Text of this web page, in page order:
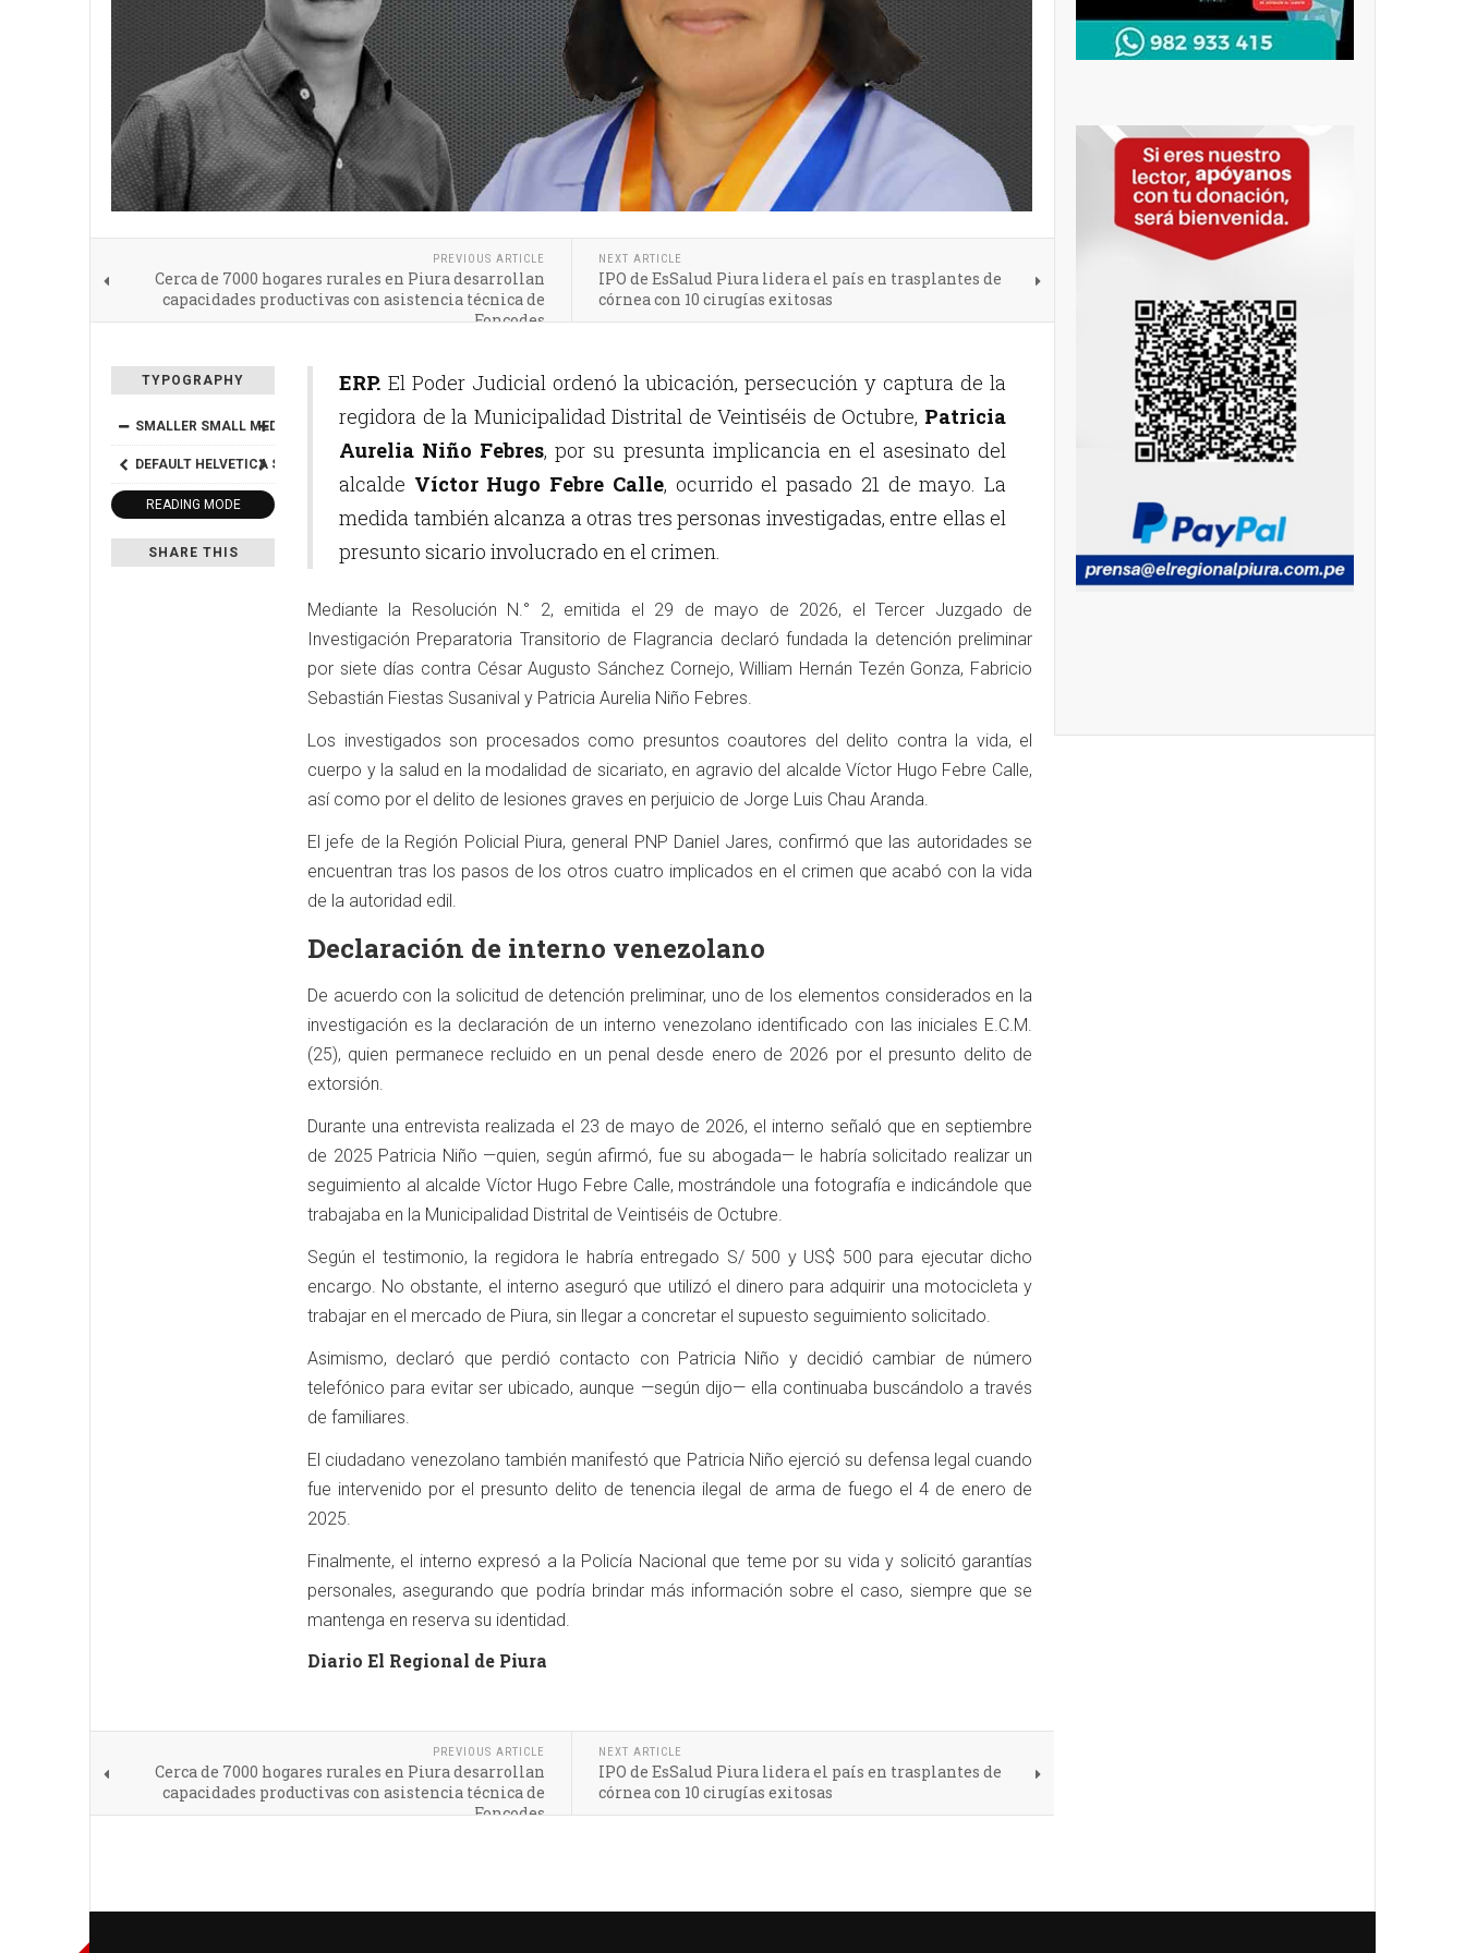
PREVIOUS ARTICLE
Cerca de 7000 hogares rurales en Piura desarrollan
capacidades productivas con asistencia técnica de
Foncodes
NEXT ARTICLE
IPO de EsSalud Piura lidera el país en trasplantes de
córnea con 10 cirugías exitosas
TYPOGRAPHY
SMALLER SMALL MEDIUM BIGGER
DEFAULT HELVETICA SEGOE
READING MODE
SHARE THIS
ERP. El Poder Judicial ordenó la ubicación, persecución y captura de la
regidora de la Municipalidad Distrital de Veintiséis de Octubre, Patricia
Aurelia Niño Febres, por su presunta implicancia en el asesinato del
alcalde Víctor Hugo Febre Calle, ocurrido el pasado 21 de mayo. La
medida también alcanza a otras tres personas investigadas, entre ellas el
presunto sicario involucrado en el crimen.
Mediante la Resolución N.° 2, emitida el 29 de mayo de 2026, el Tercer Juzgado de
Investigación Preparatoria Transitorio de Flagrancia declaró fundada la detención preliminar
por siete días contra César Augusto Sánchez Cornejo, William Hernán Tezén Gonza, Fabricio
Sebastián Fiestas Susanival y Patricia Aurelia Niño Febres.
Los investigados son procesados como presuntos coautores del delito contra la vida, el
cuerpo y la salud en la modalidad de sicariato, en agravio del alcalde Víctor Hugo Febre Calle,
así como por el delito de lesiones graves en perjuicio de Jorge Luis Chau Aranda.
El jefe de la Región Policial Piura, general PNP Daniel Jares, confirmó que las autoridades se
encuentran tras los pasos de los otros cuatro implicados en el crimen que acabó con la vida
de la autoridad edil.
Declaración de interno venezolano
De acuerdo con la solicitud de detención preliminar, uno de los elementos considerados en la
investigación es la declaración de un interno venezolano identificado con las iniciales E.C.M.
(25), quien permanece recluido en un penal desde enero de 2026 por el presunto delito de
extorsión.
Durante una entrevista realizada el 23 de mayo de 2026, el interno señaló que en septiembre
de 2025 Patricia Niño —quien, según afirmó, fue su abogada— le habría solicitado realizar un
seguimiento al alcalde Víctor Hugo Febre Calle, mostrándole una fotografía e indicándole que
trabajaba en la Municipalidad Distrital de Veintiséis de Octubre.
Según el testimonio, la regidora le habría entregado S/ 500 y US$ 500 para ejecutar dicho
encargo. No obstante, el interno aseguró que utilizó el dinero para adquirir una motocicleta y
trabajar en el mercado de Piura, sin llegar a concretar el supuesto seguimiento solicitado.
Asimismo, declaró que perdió contacto con Patricia Niño y decidió cambiar de número
telefónico para evitar ser ubicado, aunque —según dijo— ella continuaba buscándolo a través
de familiares.
El ciudadano venezolano también manifestó que Patricia Niño ejerció su defensa legal cuando
fue intervenido por el presunto delito de tenencia ilegal de arma de fuego el 4 de enero de
2025.
Finalmente, el interno expresó a la Policía Nacional que teme por su vida y solicitó garantías
personales, asegurando que podría brindar más información sobre el caso, siempre que se
mantenga en reserva su identidad.
Diario El Regional de Piura
PREVIOUS ARTICLE
Cerca de 7000 hogares rurales en Piura desarrollan
capacidades productivas con asistencia técnica de
Foncodes
NEXT ARTICLE
IPO de EsSalud Piura lidera el país en trasplantes de
córnea con 10 cirugías exitosas